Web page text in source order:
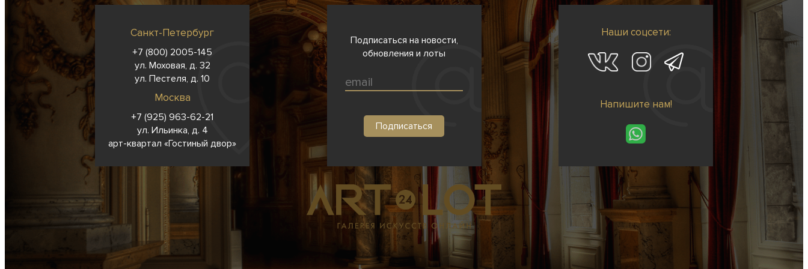
Санкт-Петербург
+7 (800) 2005-145
ул. Моховая, д. 32
ул. Пестеля, д. 10
Москва
+7 (925) 963-62-21
ул. Ильинка, д. 4
арт-квартал «Гостиный двор»
Подписаться на новости,
обновления и лоты
Наши соцсети:
Напишите нам!